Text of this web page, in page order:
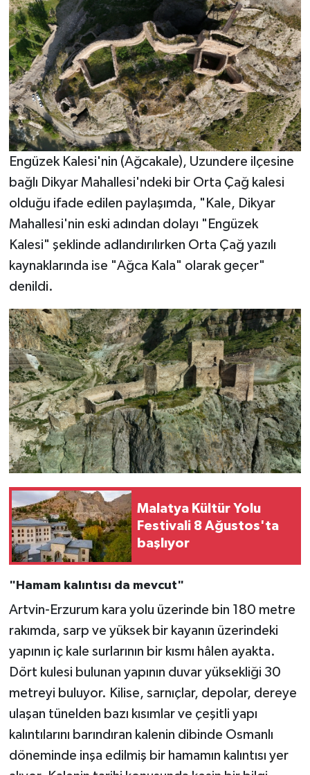
Engüzek Kalesi'nin (Ağcakale), Uzundere ilçesine
bağlı Dikyar Mahallesi'ndeki bir Orta Çağ kalesi
olduğu ifade edilen paylaşımda, "Kale, Dikyar
Mahallesi'nin eski adından dolayı "Engüzek
Kalesi" şeklinde adlandırılırken Orta Çağ yazılı
kaynaklarında ise "Ağca Kala" olarak geçer"
denildi.
Malatya Kültür Yolu
Festivali 8 Ağustos'ta
başlıyor
"Hamam kalıntısı da mevcut"
Artvin-Erzurum kara yolu üzerinde bin 180 metre
rakımda, sarp ve yüksek bir kayanın üzerindeki
yapının iç kale surlarının bir kısmı hâlen ayakta.
Dört kulesi bulunan yapının duvar yüksekliği 30
metreyi buluyor. Kilise, sarnıçlar, depolar, dereye
ulaşan tünelden bazı kısımlar ve çeşitli yapı
kalıntılarını barındıran kalenin dibinde Osmanlı
döneminde inşa edilmiş bir hamamın kalıntısı yer